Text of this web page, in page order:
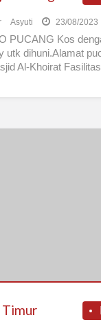
Asyuti 23/08/2023
PUCANG Kos
utk dihuni.Alamat
Al-Khoirat